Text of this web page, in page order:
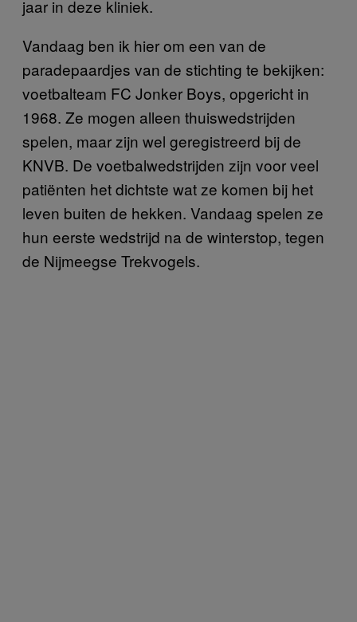
jaar in deze kliniek.
Vandaag ben ik hier om een van de
paradepaardjes van de stichting te bekijken:
voetbalteam FC Jonker Boys, opgericht in
1968. Ze mogen alleen thuiswedstrijden
spelen, maar zijn wel geregistreerd bij de
KNVB. De voetbalwedstrijden zijn voor veel
patiënten het dichtste wat ze komen bij het
leven buiten de hekken. Vandaag spelen ze
hun eerste wedstrijd na de winterstop, tegen
de Nijmeegse Trekvogels.